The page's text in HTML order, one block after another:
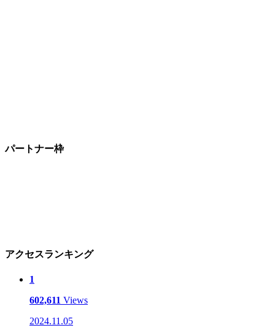
パートナー枠
アクセスランキング
1
602,611 Views
2024.11.05